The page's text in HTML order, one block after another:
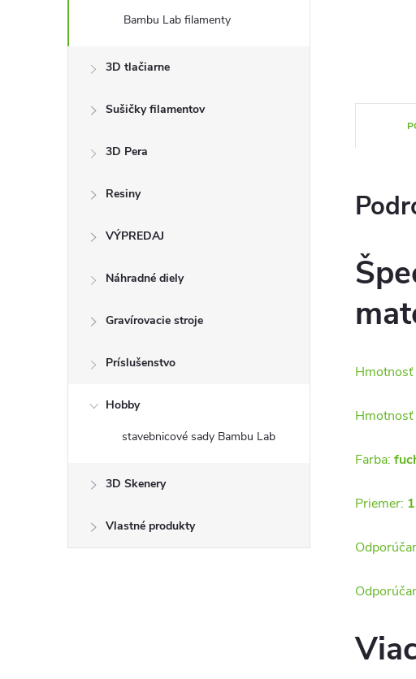
Bambu Lab filamenty
3D tlačiarne
Sušičky filamentov
3D Pera
Resiny
VÝPREDAJ
Náhradné diely
Gravírovacie stroje
Príslušenstvo
Hobby
stavebnicové sady Bambu Lab
3D Skenery
Vlastné produkty
Hmotnosť
Hmotnosť
Farba:
Priemer: